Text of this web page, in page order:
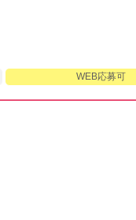
WEB応募可